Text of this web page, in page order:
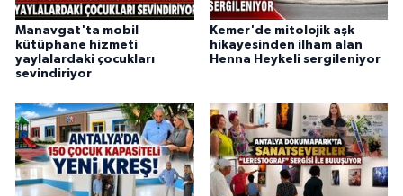
Manavgat'ta mobil
kütüphane hizmeti
yaylalardaki çocukları
sevindiriyor
Kemer'de mitolojik aşk
hikayesinden ilham alan
Henna Heykeli sergileniyor